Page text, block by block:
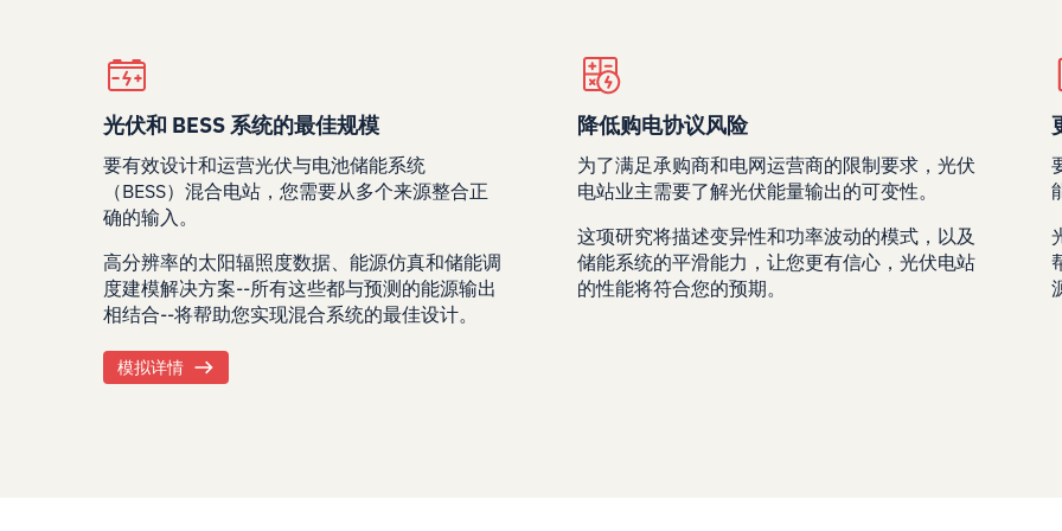
光伏和 BESS 系统的最佳规模
要有效设计和运营光伏与电池储能系统
（BESS）混合电站，您需要从多个来源整合正
确的输入。
高分辨率的太阳辐照度数据、能源仿真和储能调
度建模解决方案--所有这些都与预测的能源输出
相结合--将帮助您实现混合系统的最佳设计。
模拟详情
降低购电协议风险
为了满足承购商和电网运营商的限制要求，光伏
电站业主需要了解光伏能量输出的可变性。
这项研究将描述变异性和功率波动的模式，以及
储能系统的平滑能力，让您更有信心，光伏电站
的性能将符合您的预期。